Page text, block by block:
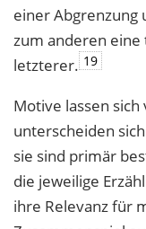
einer Abgrenzung
zum anderen
letzterer. 19
Motive lassen
unterscheiden
sie sind primär
die jeweilige
ihre Relevanz für